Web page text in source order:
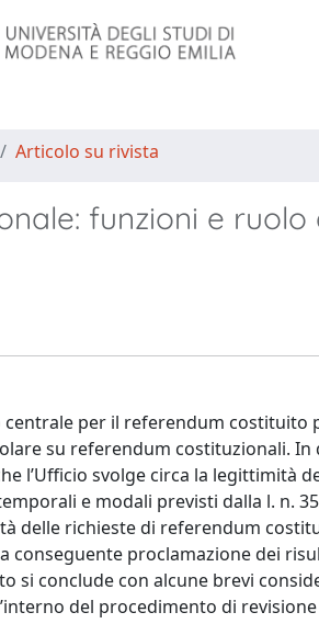
Articolo su rivista
funzioni e
per il referendum costituito
su referendum costituzionali.
l’Ufficio svolge circa la legittimità
e modali previsti dalla l. n.
delle richieste di referendum
conseguente proclamazione dei
si conclude con alcune brevi
del procedimento di